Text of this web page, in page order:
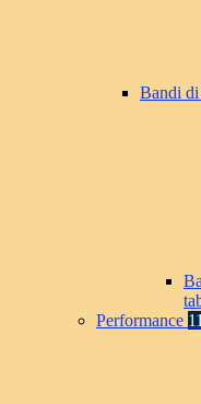
Bandi di
Performance 11